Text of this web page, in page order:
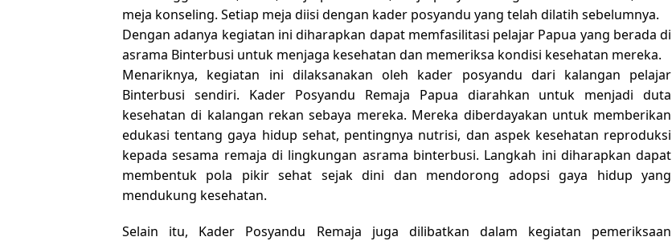
meja konseling. Setiap meja diisi dengan kader posyandu yang telah dilatih sebelumnya.
Dengan adanya kegiatan ini diharapkan dapat memfasilitasi pelajar Papua yang berada di
asrama Binterbusi untuk menjaga kesehatan dan memeriksa kondisi kesehatan mereka.
Menariknya, kegiatan ini dilaksanakan oleh kader posyandu dari kalangan pelajar
Binterbusi sendiri. Kader Posyandu Remaja Papua diarahkan untuk menjadi duta
kesehatan di kalangan rekan sebaya mereka. Mereka diberdayakan untuk memberikan
edukasi tentang gaya hidup sehat, pentingnya nutrisi, dan aspek kesehatan reproduksi
kepada sesama remaja di lingkungan asrama binterbusi. Langkah ini diharapkan dapat
membentuk pola pikir sehat sejak dini dan mendorong adopsi gaya hidup yang
mendukung kesehatan.
Selain itu, Kader Posyandu Remaja juga dilibatkan dalam kegiatan pemeriksaan